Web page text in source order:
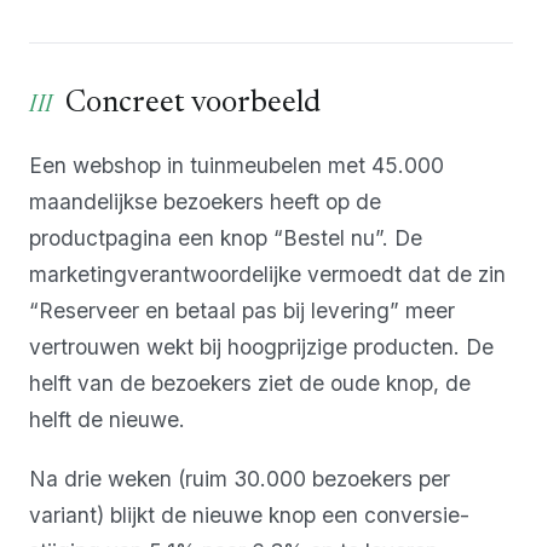
Concreet voorbeeld
Een webshop in tuinmeubelen met 45.000
maandelijkse bezoekers heeft op de
productpagina een knop “Bestel nu”. De
marketingverantwoordelijke vermoedt dat de zin
“Reserveer en betaal pas bij levering” meer
vertrouwen wekt bij hoogprijzige producten. De
helft van de bezoekers ziet de oude knop, de
helft de nieuwe.
Na drie weken (ruim 30.000 bezoekers per
variant) blijkt de nieuwe knop een conversie-